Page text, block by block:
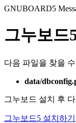
GNUBOARD5
그누보드
다음 파일을 찾을
data/
그누보드 설치 후
그누보드5 설치하기